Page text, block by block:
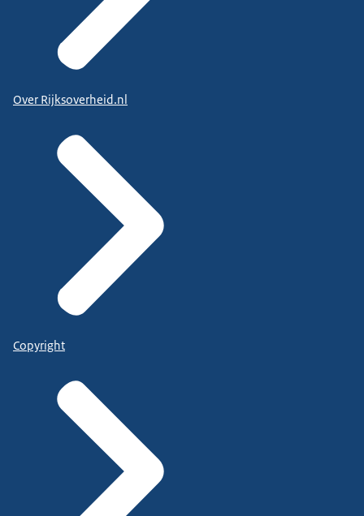
Over Rijksoverheid.nl
Copyright